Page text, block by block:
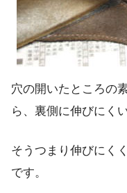
穴の開いたところの
ら、裏側に伸びにく
そうつまり伸びにく
です。